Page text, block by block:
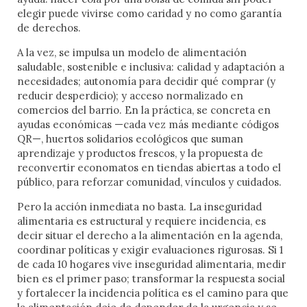
Industria del odio, vida
cotidiana y vínculos
comunitarios
Por Jesús Migallón y Nuria López
Ver más
Los límites del individualismo
Reflexión sobre los límites del individualismo en
sociedades interdependientes, marcadas por la
desigualdad, la incertidumbre juvenil y el auge del
populismo. El texto defiende la redistribución de la
riqueza y un cambio de valores compartidos para
construir una sociedad más cohesionada, justa y
esperanzadora.
Por Maite Montagut
acaba pareciéndose al relato que hemos
construido.
el entorno digital, lo que genera indignación y
rechazo circula más. Las redes sociales premian
la intensidad emocional, de modo que el discurso
del odio parece omnipresente y termina
normalizándose.
Cuarto, porque el odio es adictivo. Activa
emociones intensas, genera sensación de poder
y simplifica la complejidad del mundo. Ofrece una
falsa sensación de control frente a la
incertidumbre. Es un veneno que se inocula poco
a poco y que, con el tiempo, nubla el juicio y
necesita ser alimentado.
En definitiva, la profecía del odio se impone porque se
organiza en torno al miedo y se construye a base de
repetición.
Pero el odio no tiene la última palabra. Cuando el odio
elegir puede vivirse como caridad y no como garantía
de derechos.
A la vez, se impulsa un modelo de alimentación
saludable, sostenible e inclusiva: calidad y adaptación a
necesidades; autonomía para decidir qué comprar (y
reducir desperdicio); y acceso normalizado en
comercios del barrio. En la práctica, se concreta en
ayudas económicas —cada vez más mediante códigos
QR—, huertos solidarios ecológicos que suman
aprendizaje y productos frescos, y la propuesta de
reconvertir economatos en tiendas abiertas a todo el
público, para reforzar comunidad, vínculos y cuidados.
Pero la acción inmediata no basta. La inseguridad
alimentaria es estructural y requiere incidencia, es
decir situar el derecho a la alimentación en la agenda,
coordinar políticas y exigir evaluaciones rigurosas. Si 1
de cada 10 hogares vive inseguridad alimentaria, medir
bien es el primer paso; transformar la respuesta social
y fortalecer la incidencia política es el camino para que